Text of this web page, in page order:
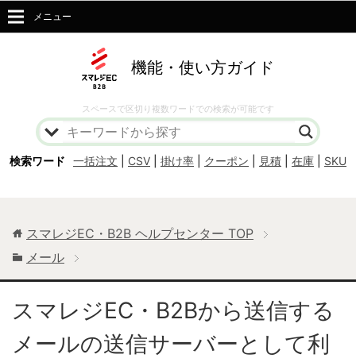
機能・使い方ガイド
スペースで区切り複数ワードでの検索が可能です
検索ワード 一括注文 CSV 掛け率 クーポン 見積 在庫 SKU
メニュー
スマレジEC・B2B ヘルプセンター TOP
メール
スマレジEC・B2Bから送信する
メールの送信サーバーとして利